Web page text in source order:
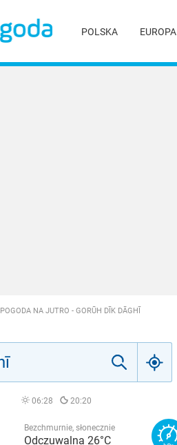
POLSKA EUROPA
POGODA NA JUTRO - GORŪH DĪK DĀGHĪ
06:28 20:20
Bezchmurnie, słonecznie
Odczuwalna 26°C